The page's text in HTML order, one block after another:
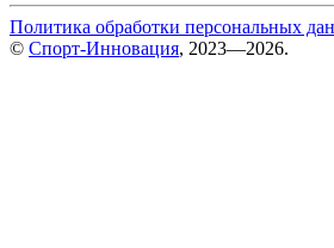
Политика обработки персональных
© Спорт-Инновация, 2023—2026.